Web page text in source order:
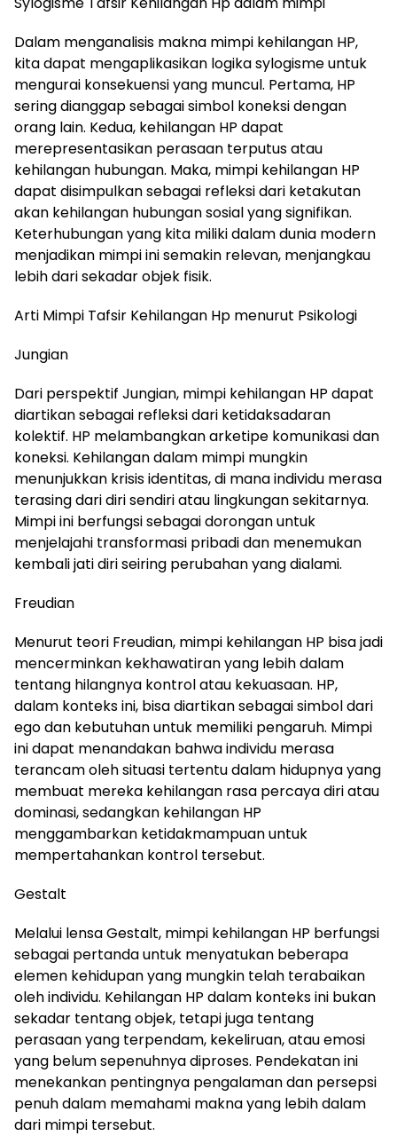
Dalam menganalisis makna mimpi kehilangan HP,
kita dapat mengaplikasikan logika sylogisme untuk
mengurai konsekuensi yang muncul. Pertama, HP
sering dianggap sebagai simbol koneksi dengan
orang lain. Kedua, kehilangan HP dapat
merepresentasikan perasaan terputus atau
kehilangan hubungan. Maka, mimpi kehilangan HP
dapat disimpulkan sebagai refleksi dari ketakutan
akan kehilangan hubungan sosial yang signifikan.
Keterhubungan yang kita miliki dalam dunia modern
menjadikan mimpi ini semakin relevan, menjangkau
lebih dari sekadar objek fisik.
Arti Mimpi Tafsir Kehilangan Hp menurut Psikologi
Jungian
Dari perspektif Jungian, mimpi kehilangan HP dapat
diartikan sebagai refleksi dari ketidaksadaran
kolektif. HP melambangkan arketipe komunikasi dan
koneksi. Kehilangan dalam mimpi mungkin
menunjukkan krisis identitas, di mana individu merasa
terasing dari diri sendiri atau lingkungan sekitarnya.
Mimpi ini berfungsi sebagai dorongan untuk
menjelajahi transformasi pribadi dan menemukan
kembali jati diri seiring perubahan yang dialami.
Freudian
Menurut teori Freudian, mimpi kehilangan HP bisa jadi
mencerminkan kekhawatiran yang lebih dalam
tentang hilangnya kontrol atau kekuasaan. HP,
dalam konteks ini, bisa diartikan sebagai simbol dari
ego dan kebutuhan untuk memiliki pengaruh. Mimpi
ini dapat menandakan bahwa individu merasa
terancam oleh situasi tertentu dalam hidupnya yang
membuat mereka kehilangan rasa percaya diri atau
dominasi, sedangkan kehilangan HP
menggambarkan ketidakmampuan untuk
mempertahankan kontrol tersebut.
Gestalt
Melalui lensa Gestalt, mimpi kehilangan HP berfungsi
sebagai pertanda untuk menyatukan beberapa
elemen kehidupan yang mungkin telah terabaikan
oleh individu. Kehilangan HP dalam konteks ini bukan
sekadar tentang objek, tetapi juga tentang
perasaan yang terpendam, kekeliruan, atau emosi
yang belum sepenuhnya diproses. Pendekatan ini
menekankan pentingnya pengalaman dan persepsi
penuh dalam memahami makna yang lebih dalam
dari mimpi tersebut.